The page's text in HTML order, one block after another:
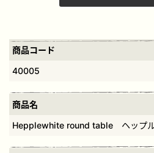
商品コード
40005
商品名
Hepplewhite round table ヘップ